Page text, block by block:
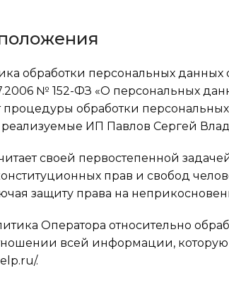
обработки персональных данных
№ 152-ФЗ «О персональных
процедуры обработки
реализуемые ИП Павлов Сергей
своей первостепенной
прав и свобод
защиту права на
Оператора относительно
всей информации, которую
.